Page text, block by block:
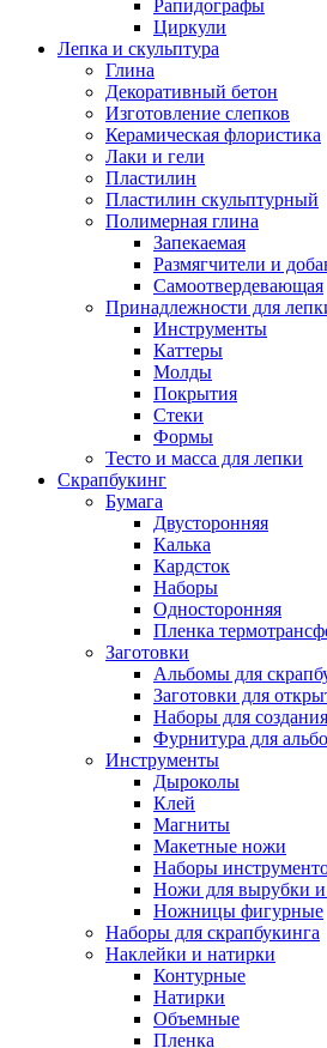
Рапидографы
Циркули
Лепка и скульптура
Глина
Декоративный бетон
Изготовление слепков
Керамическая флористика
Лаки и гели
Пластилин
Пластилин скульптурный
Полимерная глина
Запекаемая
Размягчители и
Самоотвердевающая
Принадлежности для
Инструменты
Каттеры
Молды
Покрытия
Стеки
Формы
Тесто и масса для лепки
Скрапбукинг
Бумага
Двусторонняя
Калька
Кардсток
Наборы
Односторонняя
Пленка
Заготовки
Альбомы для
Заготовки для
Наборы для
Фурнитура для
Инструменты
Дыроколы
Клей
Магниты
Макетные ножи
Наборы
Ножи для вырубки
Ножницы фигурные
Наборы для скрапбукинга
Наклейки и натирки
Контурные
Натирки
Объемные
Пленка